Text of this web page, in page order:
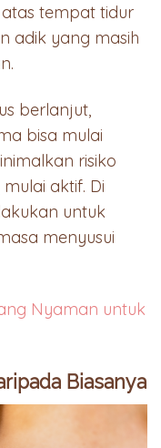
tempat tidur
adik yang masih
berlanjut,
bisa mulai
risiko
aktif. Di
untuk
menyusui
Nyaman untuk
Biasanya